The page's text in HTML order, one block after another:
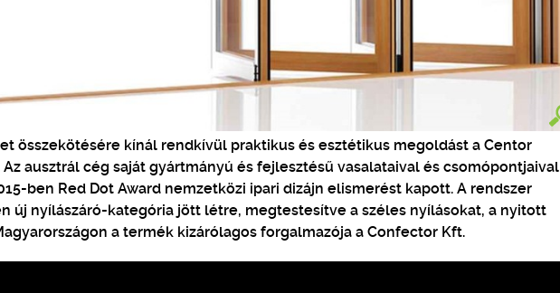
összekötésére kínál rendkívül praktikus és esztétikus megoldást a Centor
ausztrál cég saját gyártmányú és fejlesztésű vasalataival és csomópontjaival
ben Red Dot Award nemzetközi ipari dizájn elismerést kapott. A rendszer
új nyílászáró-kategória jött létre, megtestesítve a széles nyílásokat, a nyitott
a termék kizárólagos forgalmazója a Confector Kft.